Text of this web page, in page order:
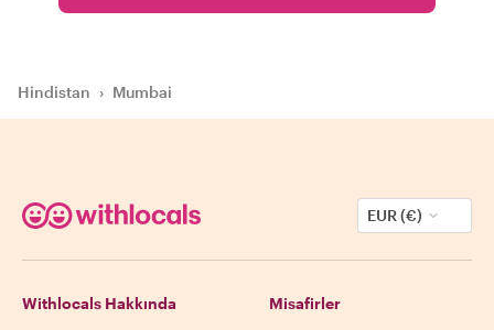
Hindistan › Mumbai
EUR (€)
Withlocals Hakkında Misafirler